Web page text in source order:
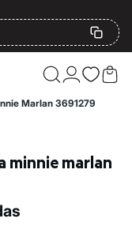
Marlan 3691279